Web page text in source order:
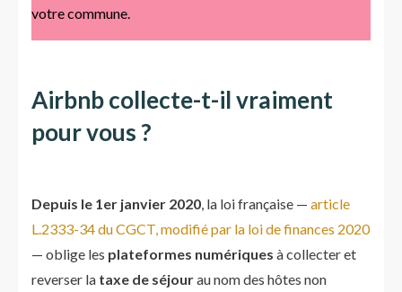
votre commune.
Airbnb collecte-t-il vraiment
pour vous ?
Depuis le 1er janvier 2020, la loi française — article
L.2333-34 du CGCT, modifié par la loi de finances 2020
— oblige les plateformes numériques à collecter et
reverser la taxe de séjourau nom des hôtes non